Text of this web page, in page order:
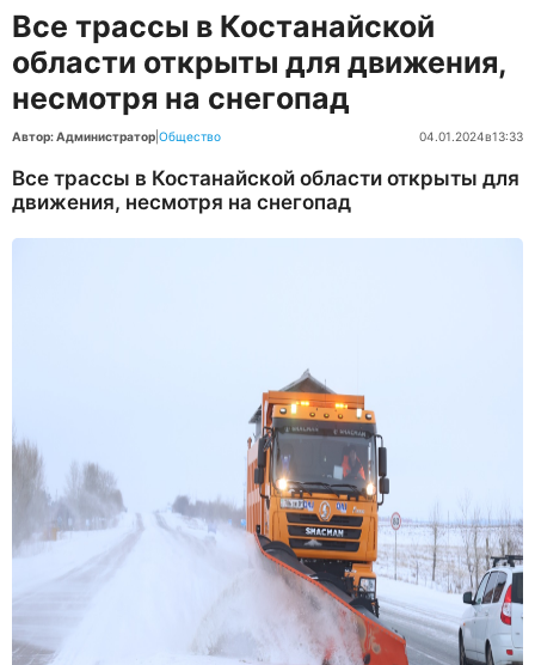
Все трассы в Костанайской
области открыты для движения,
несмотря на снегопад
Автор: Администратор Общество 04.01.2024в13:33
Все трассы в Костанайской области открыты для
движения, несмотря на снегопад